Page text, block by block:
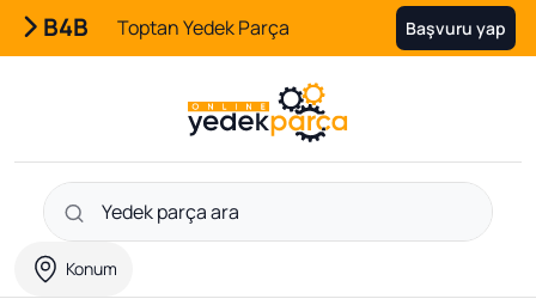
B4B Toptan Yedek Parça Başvuru yap
Konum